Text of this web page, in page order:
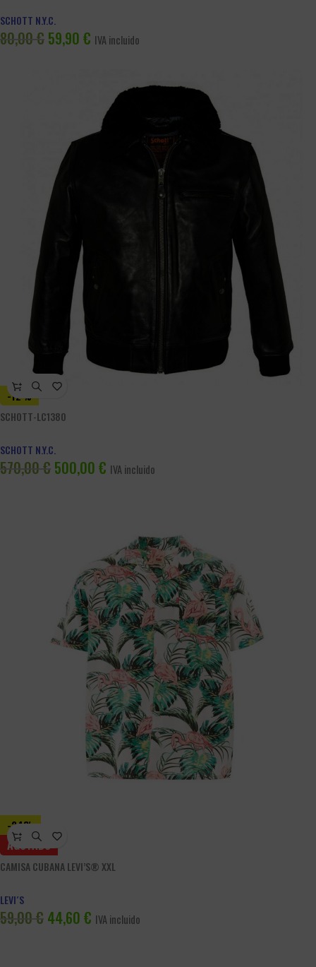
SCHOTT N.Y.C.
80,00 € 59,90 € IVA incluido
-12%
SCHOTT-LC1380
SCHOTT N.Y.C.
570,00 € 500,00 € IVA incluido
-24%
AGOTADO
CAMISA CUBANA LEVI’S® XXL
LEVI´S
59,00 € 44,60 € IVA incluido